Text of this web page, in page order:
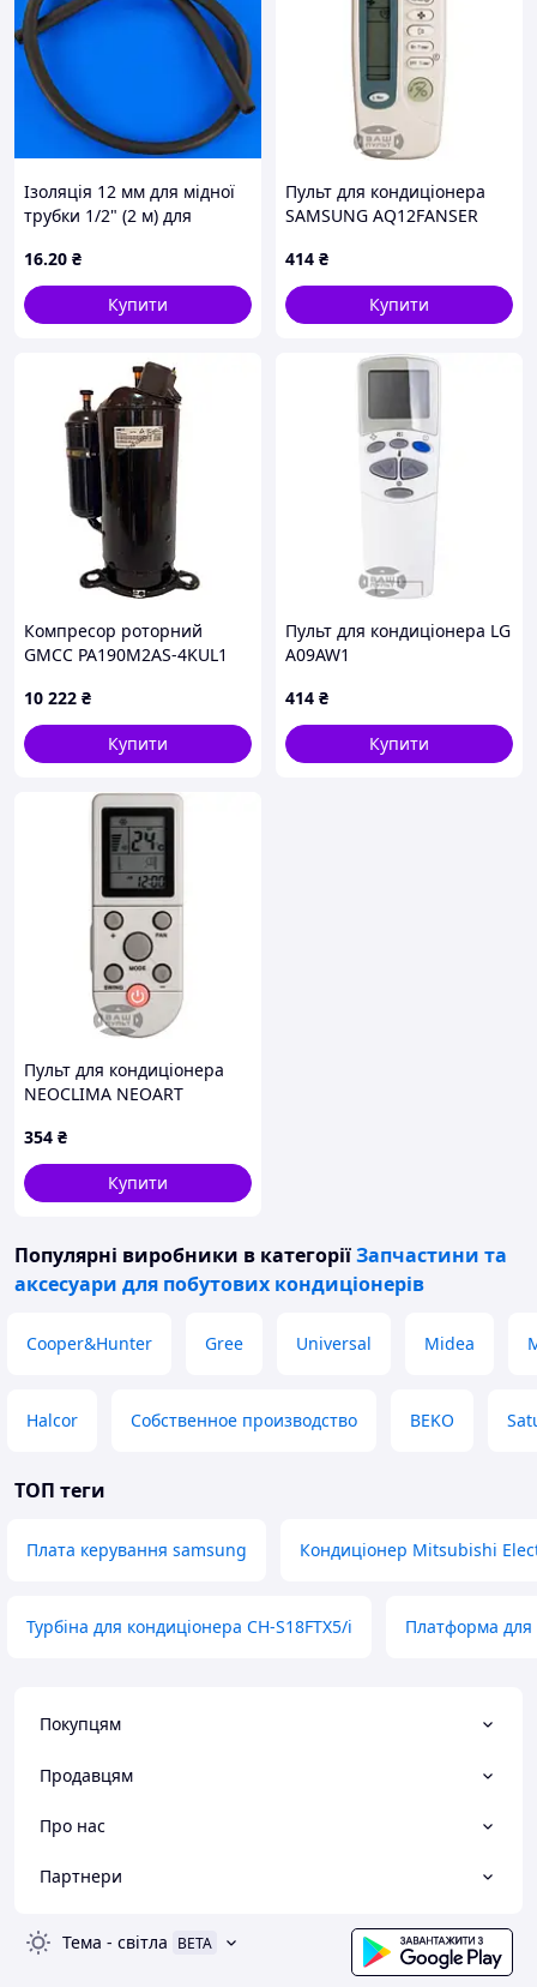
Ізоляція 12 мм для мідної
трубки 1/2" (2 м) для
16.20 ₴
Купити
Пульт для кондиціонера
SAMSUNG AQ12FANSER
414 ₴
Купити
Компресор роторний
GMCC PA190M2AS-4KUL1
10 222 ₴
Купити
Пульт для кондиціонера LG
A09AW1
414 ₴
Купити
Пульт для кондиціонера
NEOCLIMA NEOART
09AHXI
354 ₴
Купити
Популярні виробники в категоріїЗапчастини та
аксесуари для побутових кондиціонерів
Cooper&Hunter Gree Universal Midea
Halcor Собственное производство BEKO
ТОП теги
Плата керування samsung Кондиціонер Mitsubishi
Турбіна для кондиціонера CH-S18FTX5/i Платформа для
Покупцям
Продавцям
Про нас
Партнери
Тема - світла BETA